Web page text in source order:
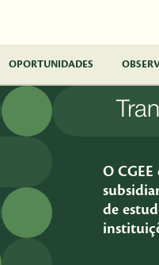
OPORTUNIDADES
O
de